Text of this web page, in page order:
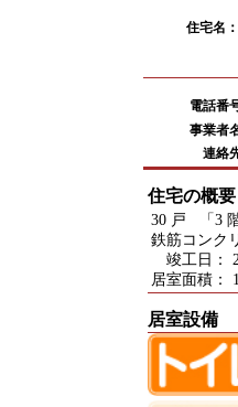
住宅名：
電話番
事業者
連絡
住宅の概要
30 戸 「3 階
鉄筋コンク
竣工日：
居室面積：
居室設備